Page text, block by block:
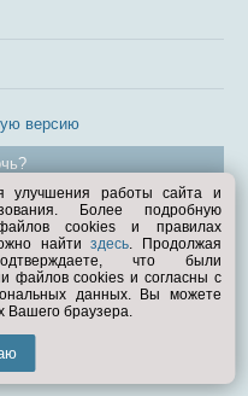
версию
улучшения работы сайта и
Более подробную
cookies и правилах
найтиздесь. Продолжая
что были
файлов cookies и согласны с
данных. Вы можете
Вашего браузера.